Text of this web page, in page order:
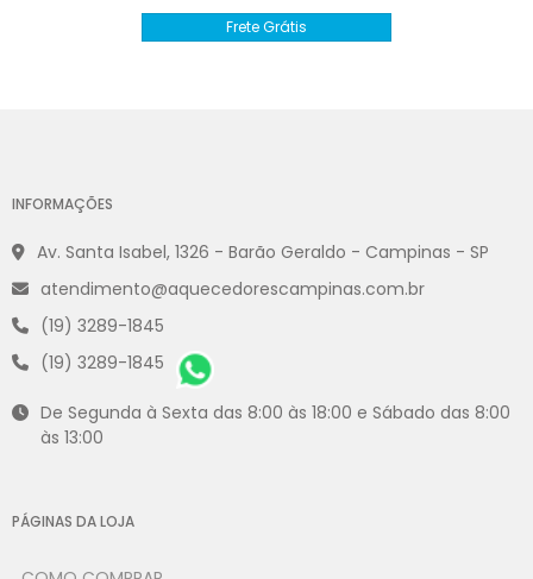
Frete Grátis
INFORMAÇÕES
Av. Santa Isabel, 1326 - Barão Geraldo - Campinas - SP
atendimento@aquecedorescampinas.com.br
(19) 3289-1845
(19) 3289-1845
De Segunda à Sexta das 8:00 às 18:00 e Sábado das 8:00
às 13:00
PÁGINAS DA LOJA